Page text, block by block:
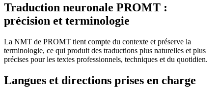
Traduction neuronale PROMT :
précision et terminologie
La NMT de PROMT tient compte du contexte et préserve la
terminologie, ce qui produit des traductions plus naturelles et plus
précises pour les textes professionnels, techniques et du quotidien.
Langues et directions prises en charge